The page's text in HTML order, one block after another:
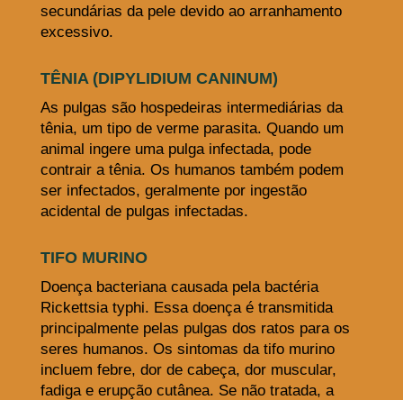
secundárias da pele devido ao arranhamento
excessivo.
TÊNIA (DIPYLIDIUM CANINUM)
As pulgas são hospedeiras intermediárias da
tênia, um tipo de verme parasita. Quando um
animal ingere uma pulga infectada, pode
contrair a tênia. Os humanos também podem
ser infectados, geralmente por ingestão
acidental de pulgas infectadas.
TIFO MURINO
Doença bacteriana causada pela bactéria
Rickettsia typhi. Essa doença é transmitida
principalmente pelas pulgas dos ratos para os
seres humanos. Os sintomas da tifo murino
incluem febre, dor de cabeça, dor muscular,
fadiga e erupção cutânea. Se não tratada, a